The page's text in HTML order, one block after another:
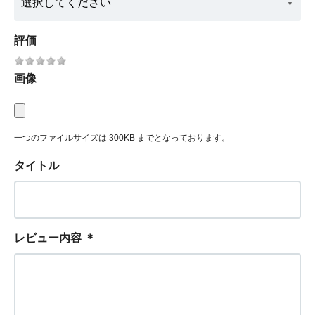
評価
画像
一つのファイルサイズは 300KB までとなっております。
タイトル
レビュー内容 ＊